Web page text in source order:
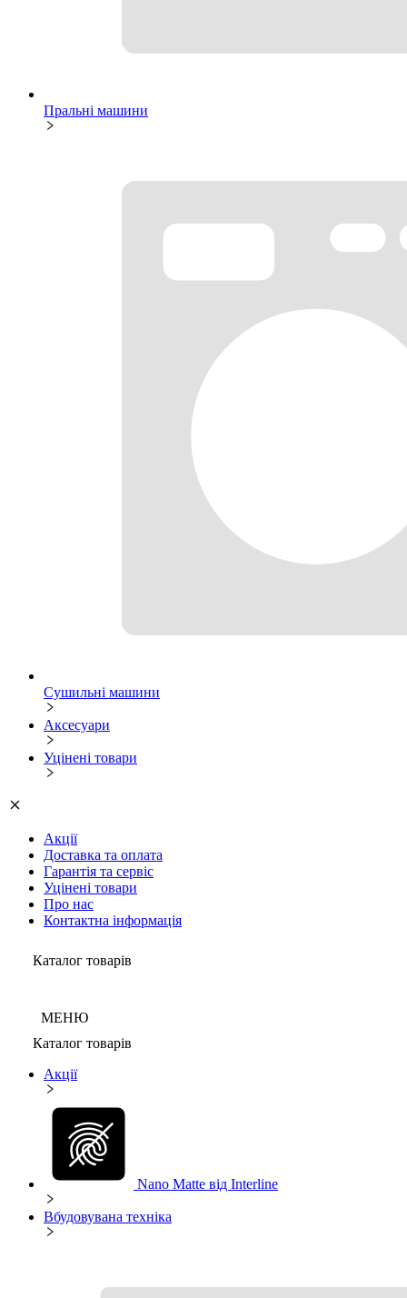
Пральні машини
Сушильні машини
Аксесуари
Уцінені товари
Акції
Доставка та оплата
Гарантія та сервіс
Уцінені товари
Про нас
Контактна інформація
Каталог товарів
МЕНЮ
Каталог товарів
Акції
Nano Matte від Interline
Вбудовувана техніка